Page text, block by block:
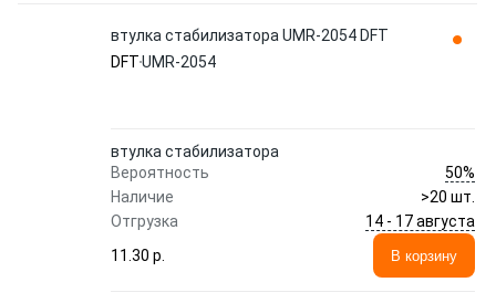
втyлка стабилизатора UMR-2054 DFT
DFTUMR-2054
втyлка стабилизатора
Вероятность
50%
Наличие
>20 шт.
Отгрузка
14 - 17 августа
11.30 p.
В корзину